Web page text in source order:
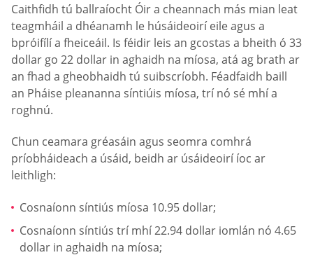
Caithfidh tú ballraíocht Óir a cheannach más mian leat
teagmháil a dhéanamh le húsáideoirí eile agus a
bpróifílí a fheiceáil. Is féidir leis an gcostas a bheith ó 33
dollar go 22 dollar in aghaidh na míosa, atá ag brath ar
an fhad a gheobhaidh tú suibscríobh. Féadfaidh baill
an Pháise pleananna síntiúis míosa, trí nó sé mhí a
roghnú.
Chun ceamara gréasáin agus seomra comhrá
príobháideach a úsáid, beidh ar úsáideoirí íoc ar
leithligh:
Cosnaíonn síntiús míosa 10.95 dollar;
Cosnaíonn síntiús trí mhí 22.94 dollar iomlán nó 4.65
dollar in aghaidh na míosa;